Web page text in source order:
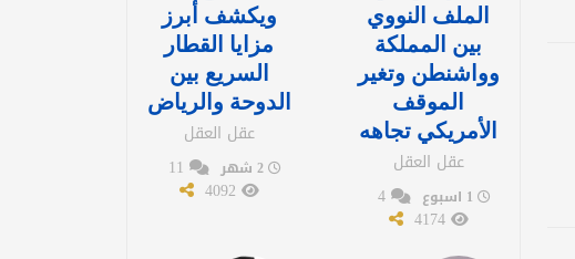
الملف النووي
بين المملكة
وواشنطن وتغير
الموقف
الأمريكي تجاهه
عقل العقل
4
4174
ويكشف أبرز
مزايا القطار
السريع بين
الدوحة والرياض
عقل العقل
2 شهر